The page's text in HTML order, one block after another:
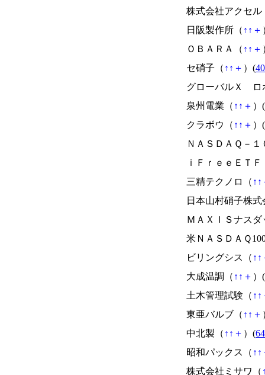
株式会社アクセル
日阪製作所（ ↑ ↑ ＋
ＯＢＡＲＡ（ ↑ ↑ ＋
セ硝子（ ↑ ↑ ＋ ）(
グローバルＸ ロ
泉州電業（ ↑ ↑ ＋ ）(
クラボウ（ ↑ ↑ ＋ ）(
ＮＡＳＤＡＱ－
ｉＦｒｅｅＥＴ
三精テクノロ（ ↑ ↑
日本山村硝子株式
ＭＡＸＩＳナス
米ＮＡＳＤＡＱ
ビリングシス（ ↑ ↑
大成温調（ ↑ ↑ ＋ ）(
土木管理試験（ ↑ ↑
東亜バルブ（ ↑ ↑ ＋
中北製（ ↑ ↑ ＋ ）(
昭和パックス（ ↑ ↑
株式会社ミサワ（